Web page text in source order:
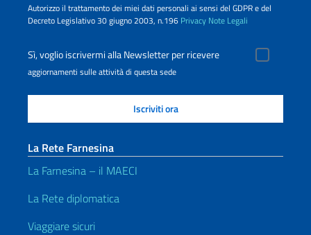
Autorizzo il trattamento dei miei dati personali ai sensi del GDPR e del
Decreto Legislativo 30 giugno 2003, n.196 Privacy Note Legali
Sì, voglio iscrivermi alla Newsletter per ricevere
aggiornamenti sulle attività di questa sede
La Rete Farnesina
La Farnesina – il MAECI
La Rete diplomatica
Viaggiare sicuri